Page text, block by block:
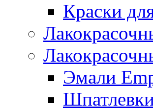
Краски
Эмали